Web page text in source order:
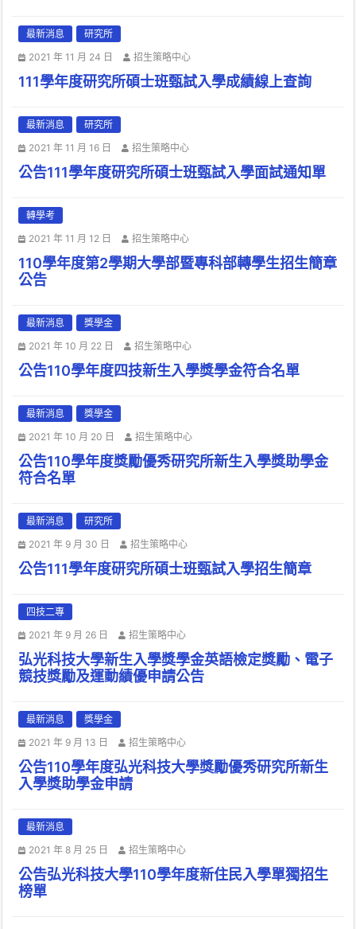
最新消息
研究所
2021 年 11 月 24 日
招生策略中心
111學年度研究所碩士班甄試入學成績線上查詢
最新消息
研究所
2021 年 11 月 16 日
招生策略中心
公告111學年度研究所碩士班甄試入學面試通知單
轉學考
2021 年 11 月 12 日
招生策略中心
110學年度第2學期大學部暨專科部轉學生招生簡章
公告
最新消息
獎學金
2021 年 10 月 22 日
招生策略中心
公告110學年度四技新生入學獎學金符合名單
最新消息
獎學金
2021 年 10 月 20 日
招生策略中心
公告110學年度獎勵優秀研究所新生入學獎助學金
符合名單
最新消息
研究所
2021 年 9 月 30 日
招生策略中心
公告111學年度研究所碩士班甄試入學招生簡章
四技二專
2021 年 9 月 26 日
招生策略中心
弘光科技大學新生入學獎學金英語檢定獎勵、電子
競技獎勵及運動績優申請公告
最新消息
獎學金
2021 年 9 月 13 日
招生策略中心
公告110學年度弘光科技大學獎勵優秀研究所新生
入學獎助學金申請
最新消息
2021 年 8 月 25 日
招生策略中心
公告弘光科技大學110學年度新住民入學單獨招生
榜單